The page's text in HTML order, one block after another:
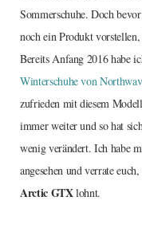
Sommerschuhe. Doch
noch ein Produkt
Bereits Anfang 2016 habe
Winterschuhe von
zufrieden mit diesem
immer weiter und so hat
wenig verändert. Ich habe
angesehen und verrate
Arctic GTXlohnt.